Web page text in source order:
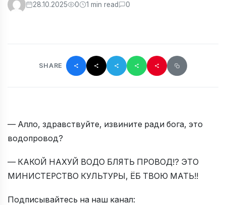
28.10.2025 0 1 min read 0
SHARE
— Алло, здравствуйте, извините ради бога, это
водопровод?
— КАКОЙ НАХУЙ ВОДО БЛЯТЬ ПРОВОД!? ЭТО
МИНИСТЕРСТВО КУЛЬТУРЫ, ЁБ ТВОЮ МАТЬ!!
Подписывайтесь на наш канал: